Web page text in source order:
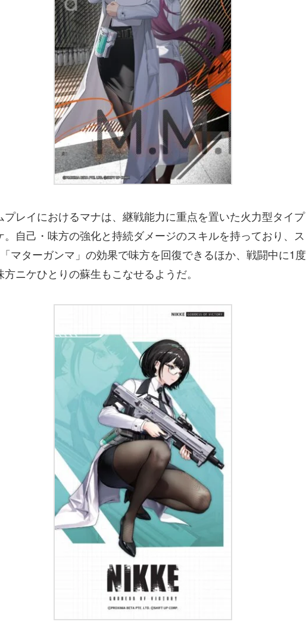
プレイにおけるマナは、継戦能力に重点を置いた火力型タイプ
。自己・味方の強化と持続ダメージのスキルを持っており、ス
マターガンマ」の効果で味方を回復できるほか、戦闘中に1度
方ニケひとりの蘇生もこなせるようだ。